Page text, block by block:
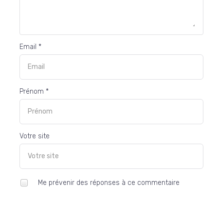
Email *
Prénom *
Votre site
Me prévenir des réponses à ce commentaire